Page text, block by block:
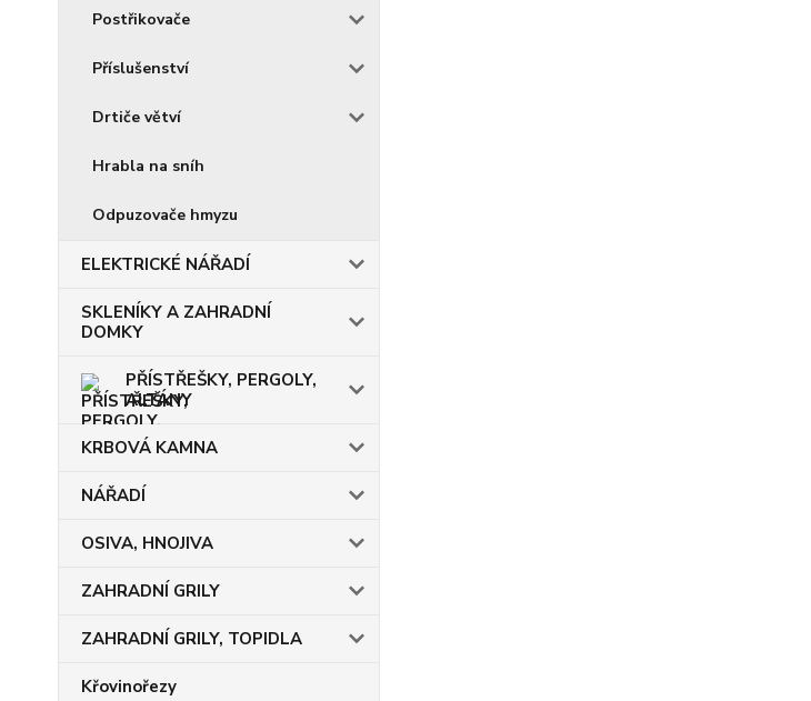
Postřikovače
Příslušenství
Drtiče větví
Hrabla na sníh
Odpuzovače hmyzu
ELEKTRICKÉ NÁŘADÍ
SKLENÍKY A ZAHRADNÍ
DOMKY
PŘÍSTŘEŠKY, PERGOLY,
ALTÁNY
KRBOVÁ KAMNA
NÁŘADÍ
OSIVA, HNOJIVA
ZAHRADNÍ GRILY
ZAHRADNÍ GRILY, TOPIDLA
Křovinořezy